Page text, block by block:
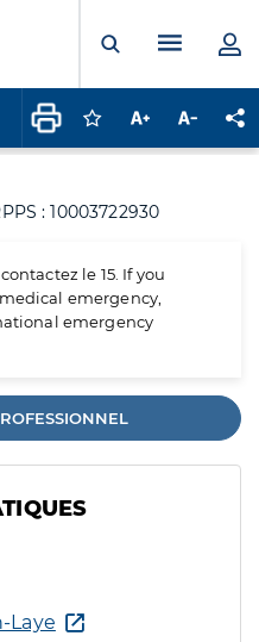
Ouvrir laMenu
Connectez-vous
Augmenter la
: 10003722930
le 15. If you
emergency,
emergency
Laye